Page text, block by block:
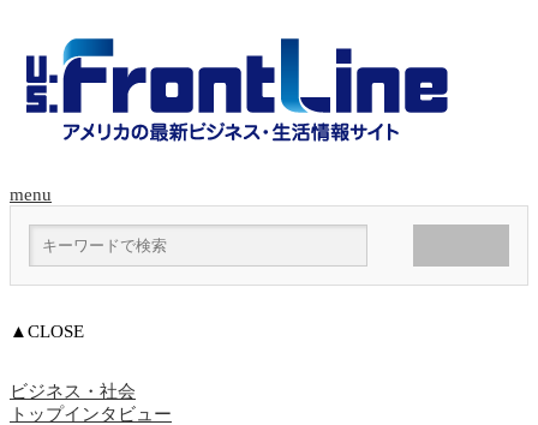
menu
▲CLOSE
ビジネス・社会
トップインタビュー